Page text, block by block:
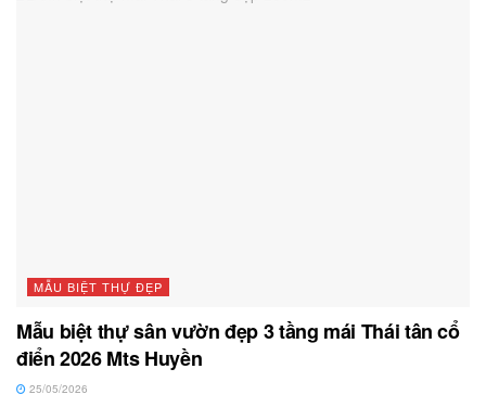
MẪU BIỆT THỰ ĐẸP
Mẫu biệt thự sân vườn đẹp 3 tầng mái Thái tân cổ
điển 2026 Mts Huyền
25/05/2026